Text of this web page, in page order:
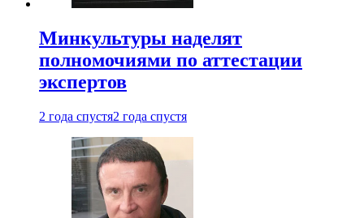
Минкультуры наделят
полномочиями по аттестации
экспертов
2 года спустя2 года спустя